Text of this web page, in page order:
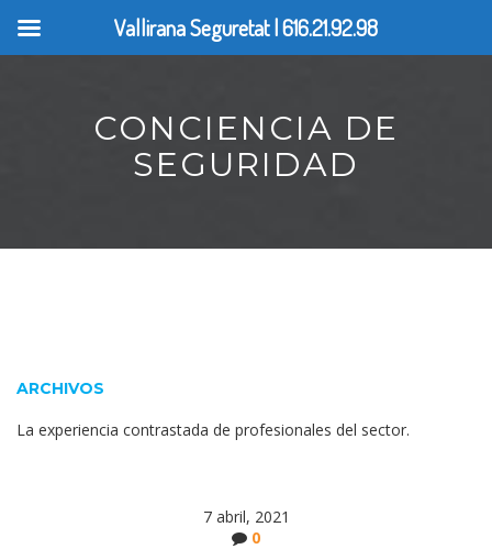
CONCIENCIA DE
SEGURIDAD
ARCHIVOS
La experiencia contrastada de profesionales del sector.
7 abril, 2021
0
Vallirana Seguretat | 616.21.92.98